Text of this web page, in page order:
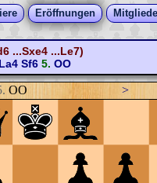
Eröffnungen
...Sxe4 ...Le7)
La4 Sf65. OO
OO >